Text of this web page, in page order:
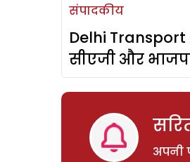
संपादकीय
Delhi
सीएजी और
अपनी